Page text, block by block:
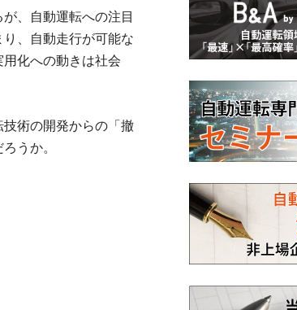
、自動運転への注目
、自動走行が可能な
化への動きは社会
術の開発からの「撤
うか。